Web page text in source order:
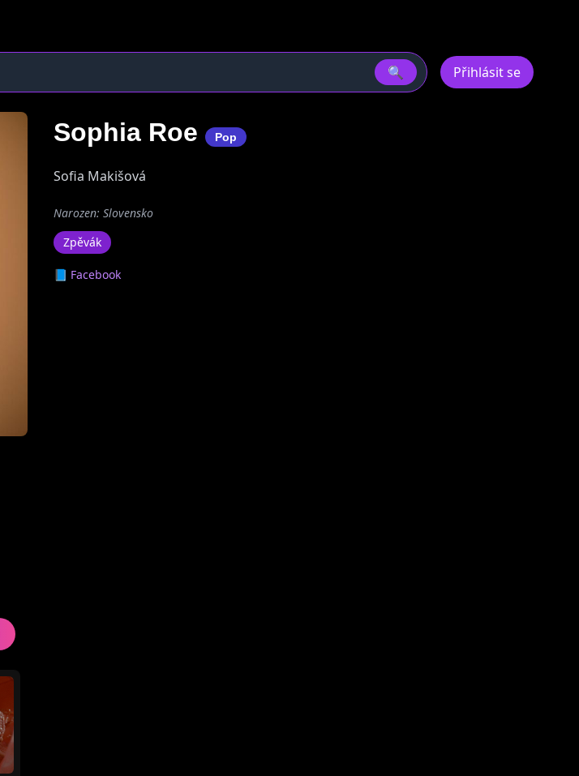
🔍 Přihlásit se
Sophia Roe Pop
Sofia Makišová
Narozen: Slovensko
Zpěvák
📘 Facebook